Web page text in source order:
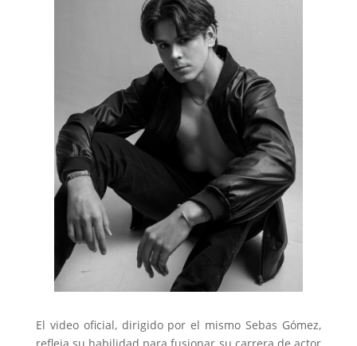
El video oficial, dirigido por el mismo Sebas Gómez,